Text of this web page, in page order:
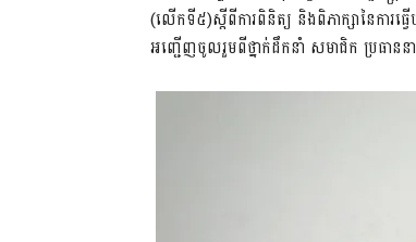
(លេីកទី៥)ស្តីពីការពិនិត្យ​ និងពិភាក្សានៃការធ្វ
អញ្ជើញចូលរួមពីថ្នាក់ដឹកនាំ សមាជិក ប្រធាន